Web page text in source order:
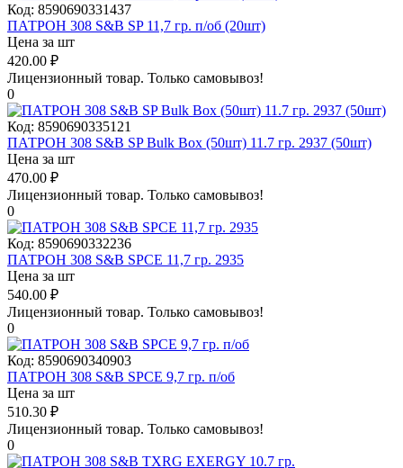
Код: 8590690331437
ПАТРОН 308 S&B SP 11,7 гр. п/об (20шт)
Цена за шт
420.00 ₽
Лицензионный товар. Только самовывоз!
0
Код: 8590690335121
ПАТРОН 308 S&B SP Bulk Box (50шт) 11.7 гр. 2937 (50шт)
Цена за шт
470.00 ₽
Лицензионный товар. Только самовывоз!
0
Код: 8590690332236
ПАТРОН 308 S&B SPCE 11,7 гр. 2935
Цена за шт
540.00 ₽
Лицензионный товар. Только самовывоз!
0
Код: 8590690340903
ПАТРОН 308 S&B SPCE 9,7 гр. п/об
Цена за шт
510.30 ₽
Лицензионный товар. Только самовывоз!
0